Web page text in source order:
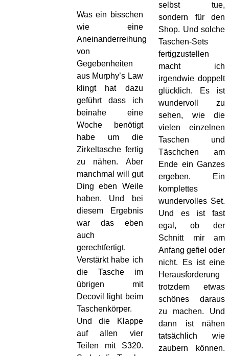
Was ein bisschen
wie eine
Aneinanderreihung
von
Gegebenheiten
aus Murphy’s Law
klingt hat dazu
geführt dass ich
beinahe eine
Woche benötigt
habe um die
Zirkeltasche fertig
zu nähen. Aber
manchmal will gut
Ding eben Weile
haben. Und bei
diesem Ergebnis
war das eben
auch
gerechtfertigt.
Verstärkt habe ich
die Tasche im
übrigen mit
Decovil light beim
Taschenkörper.
Und die Klappe
auf allen vier
Teilen mit S320.
selbst tue,
sondern für den
Shop. Und solche
Taschen-Sets
fertigzustellen
macht ich
irgendwie doppelt
glücklich. Es ist
wundervoll zu
sehen, wie die
vielen einzelnen
Taschen und
Täschchen am
Ende ein Ganzes
ergeben. Ein
komplettes
wundervolles Set.
Und es ist fast
egal, ob der
Schnitt mir am
Anfang gefiel oder
nicht. Es ist eine
Herausforderung
trotzdem etwas
schönes daraus
zu machen. Und
dann ist nähen
tatsächlich wie
zaubern können.